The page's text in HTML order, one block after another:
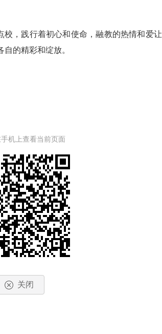
，践行着初心和使命，融教的热情和爱
的精彩和绽放。
机上查看当前页面
关闭